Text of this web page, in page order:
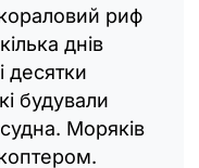
риф
днів
десятки
будували
Моряків